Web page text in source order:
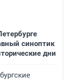
синоптик
дни